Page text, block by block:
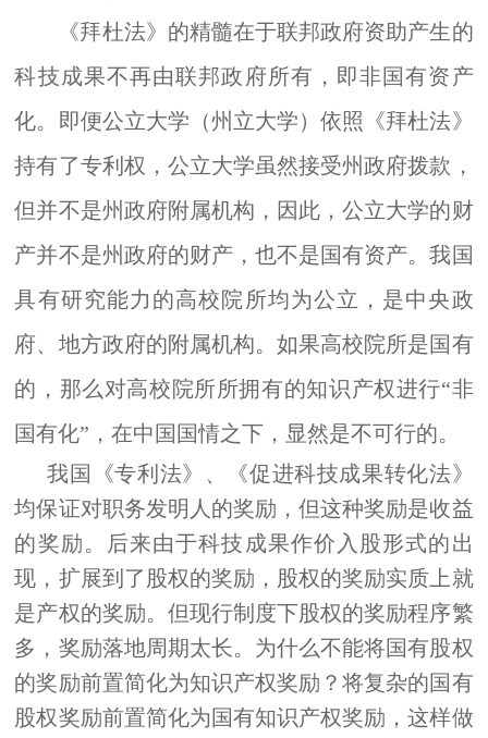
《拜杜法》的精髓在于联邦政府资助产生的
科技成果不再由联邦政府所有，即非国有资产
化。即便公立大学（州立大学）依照《拜杜法》
持有了专利权，公立大学虽然接受州政府拨款，
但并不是州政府附属机构，因此，公立大学的财
产并不是州政府的财产，也不是国有资产。我国
具有研究能力的高校院所均为公立，是中央政
府、地方政府的附属机构。如果高校院所是国有
的，那么对高校院所所拥有的知识产权进行“非
国有化”，在中国国情之下，显然是不可行的。
我国
《专利法》、《促进科技成果转化法》
均保证对职务发明人的奖励，但这种奖励是收益
的奖励。后来由于科技成果作价入股形式的出
现，扩展到了股权的奖励，股权的奖励实质上就
是产权的奖励。但现行制度下股权的奖励程序繁
多，奖励落地周期太长。为什么不能将国有股权
的奖励前置简化为知识产权奖励？将复杂的国有
股权奖励前置简化为国有知识产权奖励，这样做